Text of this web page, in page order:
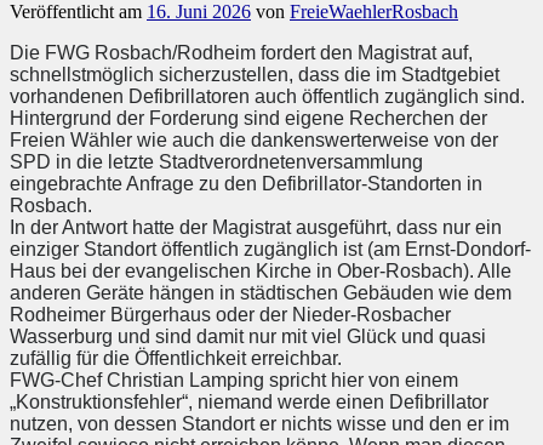
Veröffentlicht am 16. Juni 2026 von FreieWaehlerRosbach
Die FWG Rosbach/Rodheim fordert den Magistrat auf,
schnellstmöglich sicherzustellen, dass die im Stadtgebiet
vorhandenen Defibrillatoren auch öffentlich zugänglich sind.
Hintergrund der Forderung sind eigene Recherchen der
Freien Wähler wie auch die dankenswerterweise von der
SPD in die letzte Stadtverordnetenversammlung
eingebrachte Anfrage zu den Defibrillator-Standorten in
Rosbach.
In der Antwort hatte der Magistrat ausgeführt, dass nur ein
einziger Standort öffentlich zugänglich ist (am Ernst-Dondorf-
Haus bei der evangelischen Kirche in Ober-Rosbach). Alle
anderen Geräte hängen in städtischen Gebäuden wie dem
Rodheimer Bürgerhaus oder der Nieder-Rosbacher
Wasserburg und sind damit nur mit viel Glück und quasi
zufällig für die Öffentlichkeit erreichbar.
FWG-Chef Christian Lamping spricht hier von einem
„Konstruktionsfehler“, niemand werde einen Defibrillator
nutzen, von dessen Standort er nichts wisse und den er im